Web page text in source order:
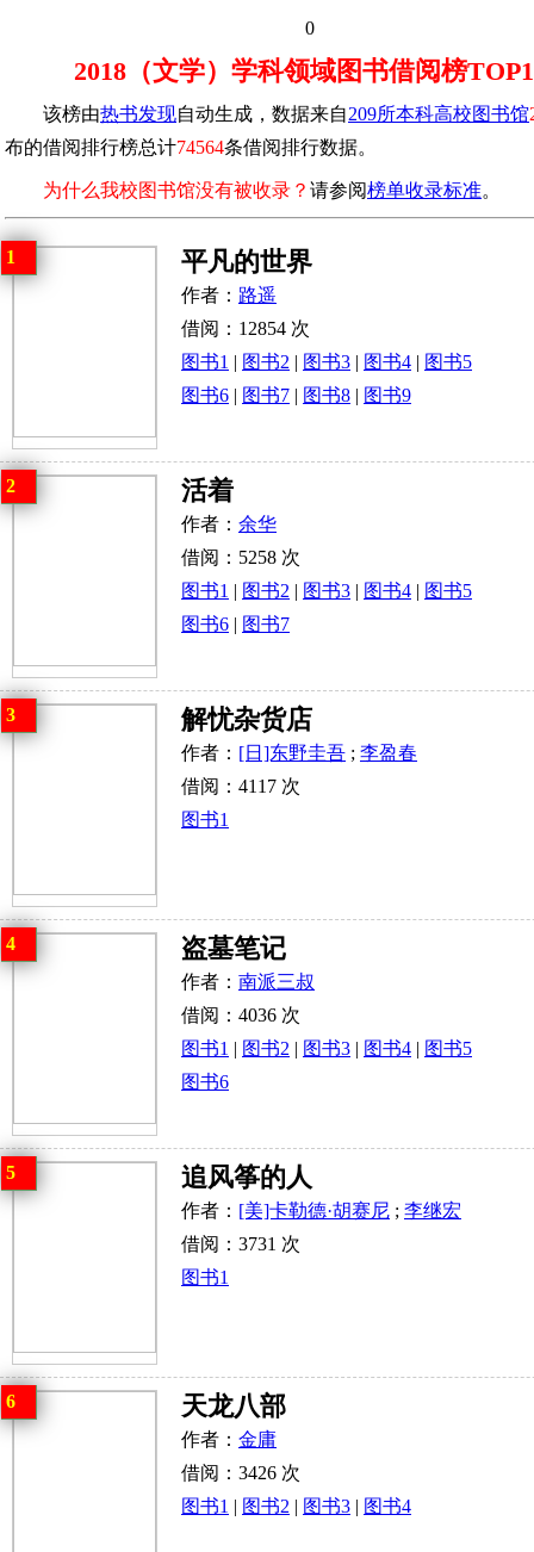
0
2018（文学）学科领域图书借阅榜
该榜由热书发现自动生成，数据来自209所本科高校图书馆
布的借阅排行榜总计74564条借阅排行数据。
为什么我校图书馆没有被收录？ 请参阅榜单收录标准。
1 平凡的世界
作者： 路遥
借阅：12854 次
图书1 | 图书2 | 图书3 | 图书4 | 图书5
图书6 | 图书7 | 图书8 | 图书9
2 活着
作者： 余华
借阅：5258 次
图书1 | 图书2 | 图书3 | 图书4 | 图书5
图书6 | 图书7
3 解忧杂货店
作者： [日]东野圭吾 ; 李盈春
借阅：4117 次
图书1
4 盗墓笔记
作者： 南派三叔
借阅：4036 次
图书1 | 图书2 | 图书3 | 图书4 | 图书5
图书6
5 追风筝的人
作者： [美]卡勒德·胡赛尼 ; 李继宏
借阅：3731 次
图书1
6 天龙八部
作者： 金庸
借阅：3426 次
图书1 | 图书2 | 图书3 | 图书4